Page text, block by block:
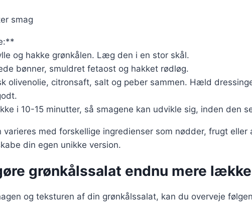
smag
og hakke grønkålen. Læg den i en stor skål.
bønner, smuldret fetaost og hakket rødløg.
olivenolie, citronsaft, salt og peber sammen. Hæld
i 10-15 minutter, så smagene kan udvikle sig, inden den
varieres med forskellige ingredienser som nødder, frugt eller
din egen unikke version.
grønkålssalat endnu mere
og teksturen af din grønkålssalat, kan du overveje